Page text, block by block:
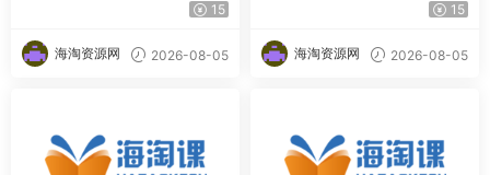
15
海淘资源网 2026-08-05
15
海淘资源网 2026-08-05